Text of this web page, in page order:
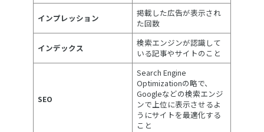
インプレッション
掲載した広告が表示され
た回数
インデックス
検索エンジンが認識して
いる記事やサイトのこと
SEO
Search Engine
Optimizationの略で、
Googleなどの検索エンジ
ンで上位に表示させるよ
うにサイトを最適化する
こと